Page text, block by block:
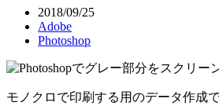
2018/09/25
Adobe
Photoshop
モノクロで印刷する用のデータ作成